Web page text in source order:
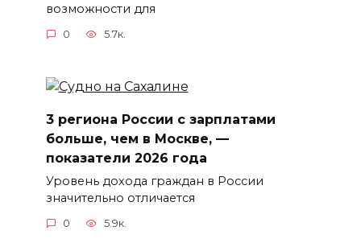
возможности для
0 5.7к.
3 региона России с зарплатами
больше, чем в Москве, —
показатели 2026 года
Уровень дохода граждан в России
значительно отличается
0 5.9к.